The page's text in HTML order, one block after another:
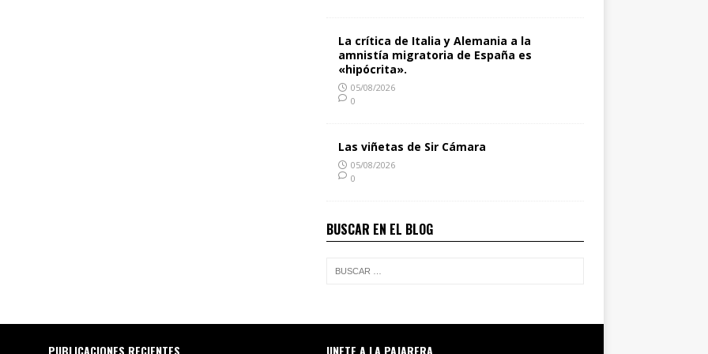
La crítica de Italia y Alemania a la
amnistía migratoria de España es
«hipócrita».
05/08/2026
0
Las viñetas de Sir Cámara
05/08/2026
0
BUSCAR EN EL BLOG
PUBLICACIONES RECIENTES UNETE A LA PAJARERA